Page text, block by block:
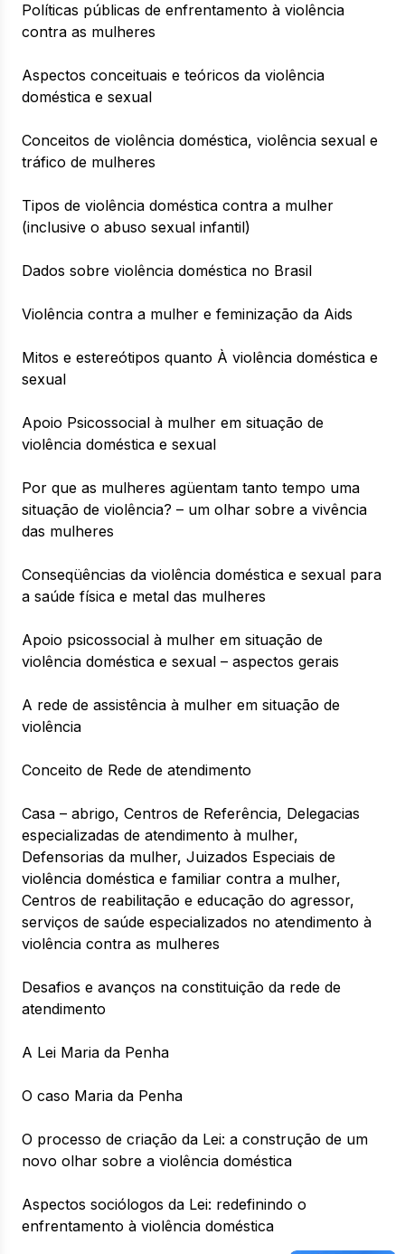
Políticas públicas de enfrentamento à violência
contra as mulheres
Aspectos conceituais e teóricos da violência
doméstica e sexual
Conceitos de violência doméstica, violência sexual e
tráfico de mulheres
Tipos de violência doméstica contra a mulher
(inclusive o abuso sexual infantil)
Dados sobre violência doméstica no Brasil
Violência contra a mulher e feminização da Aids
Mitos e estereótipos quanto À violência doméstica e
sexual
Apoio Psicossocial à mulher em situação de
violência doméstica e sexual
Por que as mulheres agüentam tanto tempo uma
situação de violência? – um olhar sobre a vivência
das mulheres
Conseqüências da violência doméstica e sexual para
a saúde física e metal das mulheres
Apoio psicossocial à mulher em situação de
violência doméstica e sexual – aspectos gerais
A rede de assistência à mulher em situação de
violência
Conceito de Rede de atendimento
Casa – abrigo, Centros de Referência, Delegacias
especializadas de atendimento à mulher,
Defensorias da mulher, Juizados Especiais de
violência doméstica e familiar contra a mulher,
Centros de reabilitação e educação do agressor,
serviços de saúde especializados no atendimento à
violência contra as mulheres
Desafios e avanços na constituição da rede de
atendimento
A Lei Maria da Penha
O caso Maria da Penha
O processo de criação da Lei: a construção de um
novo olhar sobre a violência doméstica
Aspectos sociólogos da Lei: redefinindo o
enfrentamento à violência doméstica